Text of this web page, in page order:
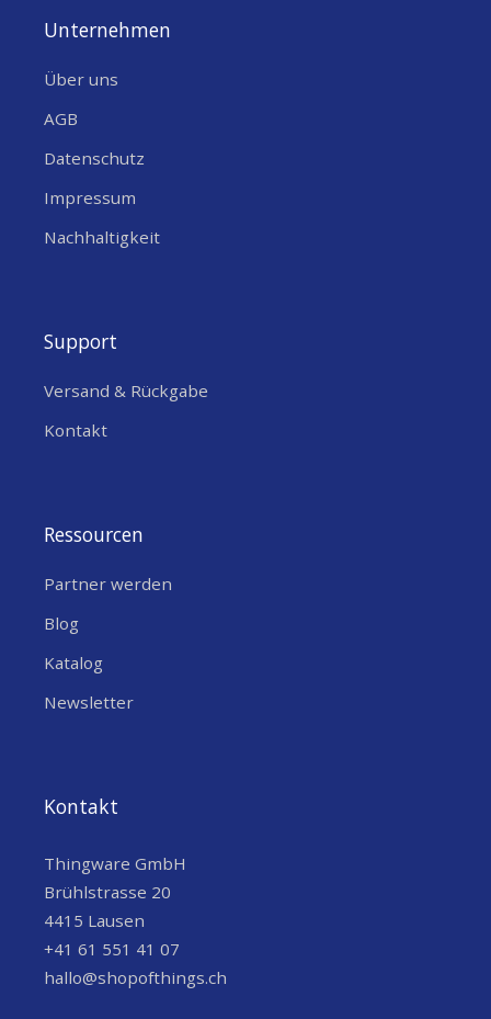
Unternehmen
Über uns
AGB
Datenschutz
Impressum
Nachhaltigkeit
Support
Versand & Rückgabe
Kontakt
Ressourcen
Partner werden
Blog
Katalog
Newsletter
Kontakt
Thingware GmbH
Brühlstrasse 20
4415 Lausen
+41 61 551 41 07
hallo@shopofthings.ch